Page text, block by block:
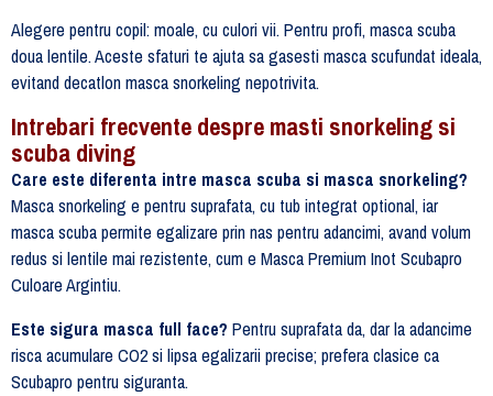
Alegere pentru copil: moale, cu culori vii. Pentru profi, masca scuba
doua lentile. Aceste sfaturi te ajuta sa gasesti masca scufundat ideala,
evitand decatlon masca snorkeling nepotrivita.
Intrebari frecvente despre masti snorkeling si
scuba diving
Care este diferenta intre masca scuba si masca snorkeling?
Masca snorkeling e pentru suprafata, cu tub integrat optional, iar
masca scuba permite egalizare prin nas pentru adancimi, avand volum
redus si lentile mai rezistente, cum e Masca Premium Inot Scubapro
Culoare Argintiu.
Este sigura masca full face? Pentru suprafata da, dar la adancime
risca acumulare CO2 si lipsa egalizarii precise; prefera clasice ca
Scubapro pentru siguranta.